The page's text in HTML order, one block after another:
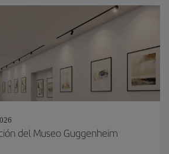
del Museo Guggenheim